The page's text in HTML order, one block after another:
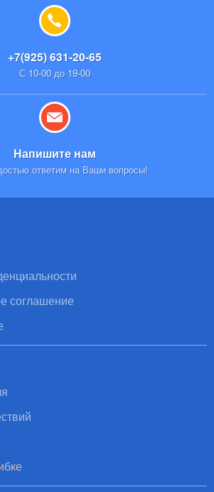
+7(925) 631-20-65
С 10-00 до 19-00
Напишите нам
ответим на Ваши вопросы!
соглашение